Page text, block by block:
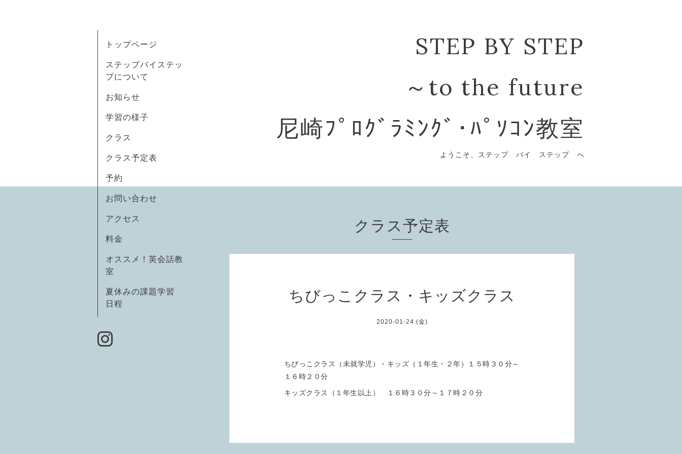
STEP BY STEP
～to the future
尼崎ﾌﾟﾛｸﾞﾗﾐﾝｸﾞ･ﾊﾟｿｺﾝ教室
ようこそ、ステップ バイ ステップ へ
トップページ
ステップバイステッ
プについて
お知らせ
学習の様子
クラス
クラス予定表
予約
お問い合わせ
アクセス
料金
オススメ！英会話教
室
夏休みの課題学習
日程
クラス予定表
ちびっこクラス・キッズクラス
2020-01-24 (金)
ちびっこクラス（未就学児）・キッズ（１年生・２年）１５時３０分～
１６時２０分
キッズクラス（１年生以上） １６時３０分～１７時２０分